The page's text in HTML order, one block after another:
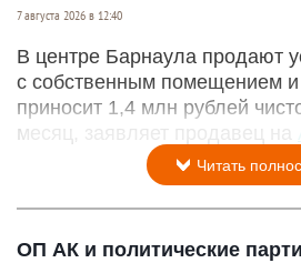
7 августа 2026 в 12:40
В центре Барнаула продают
с собственным помещением
приносит 1,4 млн рублей
месяц, заявляет продавец на
Читать
ОП АК и политические